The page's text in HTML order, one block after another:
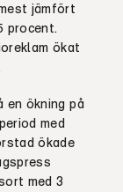
jämfört
procent.
ökat
en ökning på
med
ökade
med 3